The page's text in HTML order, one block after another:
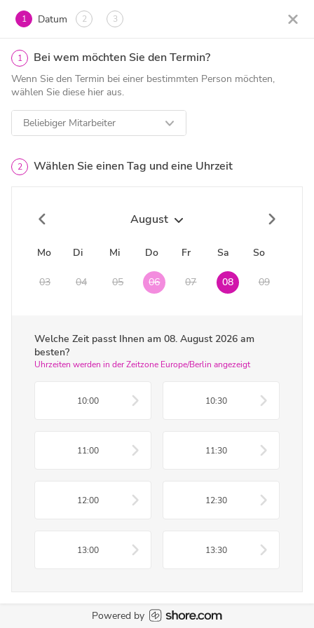
1 Datum 2 3
1 Bei wem möchten Sie den Termin?
Wenn Sie den Termin bei einer bestimmten Person möchten,
wählen Sie diese hier aus.
Beliebiger Mitarbeiter
2 Wählen Sie einen Tag und eine Uhrzeit
August
Mo Di Mi Do Fr Sa So
03 04 05 06 07 08 09
Welche Zeit passt Ihnen am 08. August 2026 am
besten?
Uhrzeiten werden in der Zeitzone Europe/Berlin angezeigt
10:00 10:30
11:00 11:30
12:00 12:30
13:00 13:30
Powered by